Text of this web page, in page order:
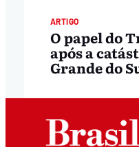
ARTIGO
O papel do
após a
Grande do